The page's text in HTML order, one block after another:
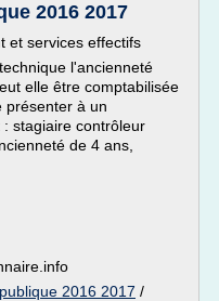
2016 2017
et services effectifs
l'ancienneté
elle être comptabilisée
présenter à un
stagiaire contrôleur
de 4 ans,
2016 2017 /